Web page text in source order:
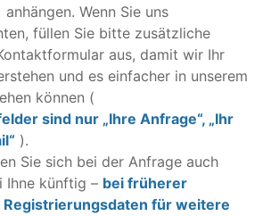
Wenn Sie uns
füllen Sie bitte zusätzliche
aus, damit wir Ihr
und es einfacher in unserem
können (
sind nur „Ihre Anfrage“, „Ihr
).
Sie sich bei der Anfrage auch
Ihne künftig – bei früherer
Registrierungsdaten für weitere